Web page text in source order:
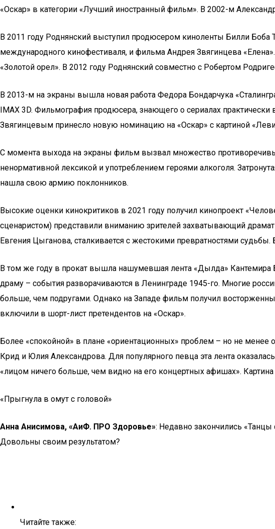
«Оскар» в категории «Лучший иностранный фильм». В 2002-м
В 2011 году Роднянский выступил продюсером киноленты Билли
международного кинофестиваля, и фильма Андрея Звягинцева
«Золотой орел». В 2012 году Роднянский совместно с Робертом
В 2013-м на экраны вышла новая работа Федора Бондарчука
IMAX 3D. Фильмография продюсера, знающего о сериалах
Звягинцевым принесло новую номинацию на «Оскар» с картиной
С момента выхода на экраны фильм вызвал множество
ненормативной лексикой и употреблением героями алкоголя.
нашла свою армию поклонников.
Высокие оценки кинокритиков в 2021 году получил кинопроект
сценаристом) представили вниманию зрителей захватывающий
Евгения Цыганова, сталкивается с жестокими превратностями
В том же году в прокат вышла нашумевшая лента «Дылда» Кантемира
драму – события разворачиваются в Ленинграде 1945-го. Многие
больше, чем подругами. Однако на Западе фильм получил
включили в шорт-лист претендентов на «Оскар».
Более «спокойной» в плане «ориентационных» проблем – но не
Крид и Юлия Александрова. Для популярного певца эта лента
«лицом ничего больше, чем видно на его концертных афишах».
«Прыгнула в омут с головой»
Анна Анисимова, «АиФ. ПРО Здоровье»: Недавно закончились
Довольны своим результатом?
Читайте также: